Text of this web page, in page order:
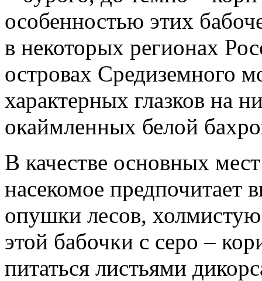
особенностью этих
в некоторых регионах
островах Средиземного
характерных глазков на
окаймленных белой
В качестве основных
насекомое предпочитает
опушки лесов,
этой бабочки с серо –
питаться листьями